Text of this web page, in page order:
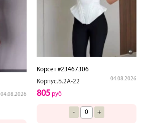
04.08.2026
Корсет #23467306
Корпус.Б.2А-22
04.08.2026
805 руб
- +